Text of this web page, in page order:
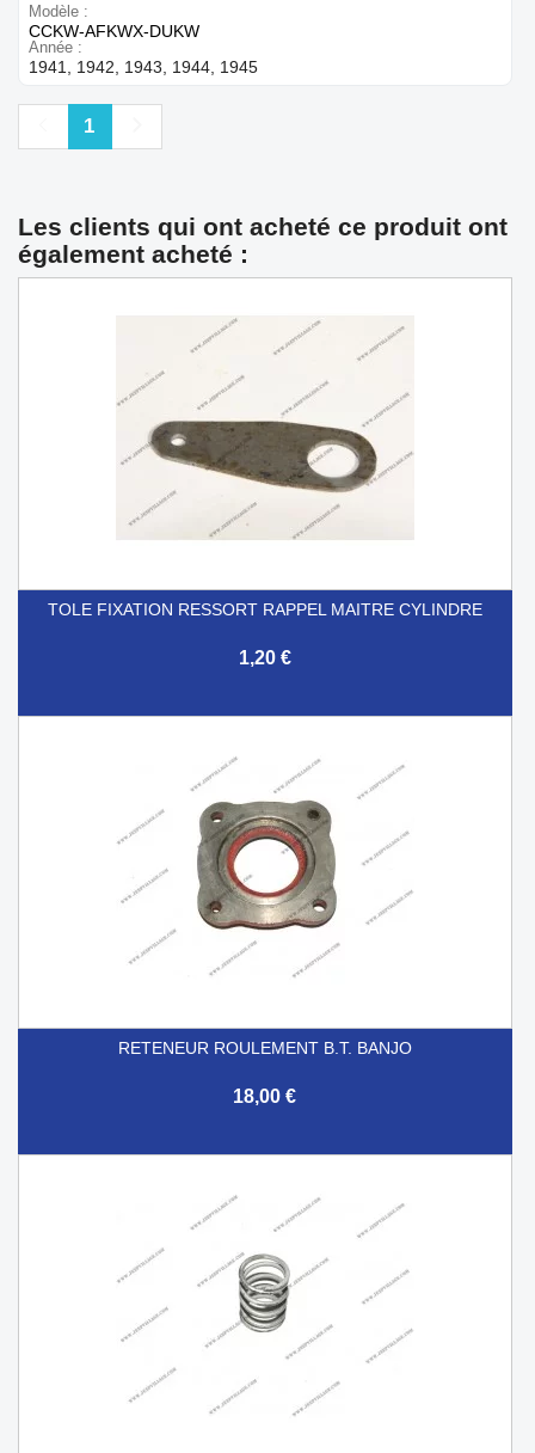
Modèle
CCKW-AFKWX-DUKW
Année
1941, 1942, 1943, 1944, 1945
Précédent
1
Les clients qui ont acheté ce produit ont
également acheté :
TOLE FIXATION RESSORT RAPPEL MAITRE CYLINDRE
1,20 €
RETENEUR ROULEMENT B.T. BANJO
18,00 €